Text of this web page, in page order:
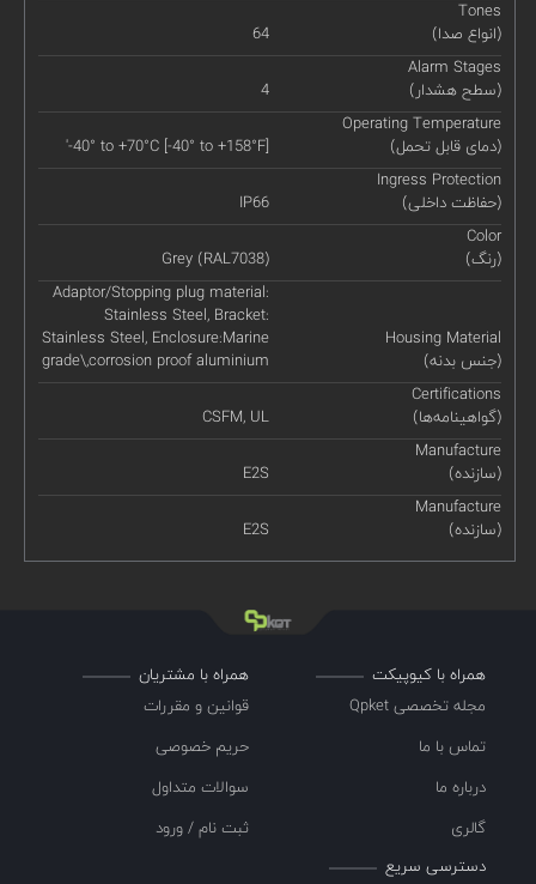
Tones
(انواع صدا)
64
Alarm Stages
(سطح هشدار)
4
Operating Temperature
(دمای قابل تحمل)
'-40° to +70°C [-40° to +158°F]
Ingress Protection
(حفاظت داخلی)
IP66
Color
(رنگ)
Grey (RAL7038)
Housing Material
(جنس بدنه)
Adaptor/Stopping plug material:
Stainless Steel, Bracket:
Stainless Steel, Enclosure:Marine
grade\,corrosion proof aluminium
Certifications
(گواهینامه‌ها)
CSFM, UL
Manufacture
(سازنده)
E2S
Manufacture
(سازنده)
E2S
همراه با کیوپیکت
مجله تخصصی Qpket
تماس با ما
درباره ما
گالری
همراه با مشتریان
قوانین و مقررات
حریم خصوصی
سوالات متداول
ثبت نام / ورود
دسترسی سریع